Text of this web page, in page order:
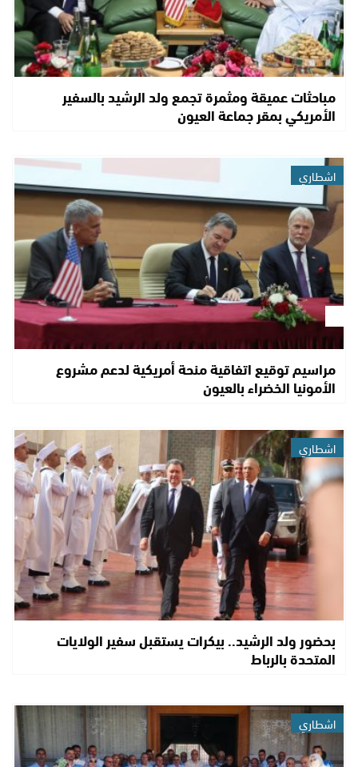
مباحثات عميقة ومثمرة تجمع ولد الرشيد بالسفير
الأمريكي بمقر جماعة العيون
اشطاري
مراسيم توقيع اتفاقية منحة أمريكية لدعم مشروع
الأمونيا الخضراء بالعيون
اشطاري
بحضور ولد الرشيد.. بيكرات يستقبل سفير الولايات
المتحدة بالرباط
اشطاري